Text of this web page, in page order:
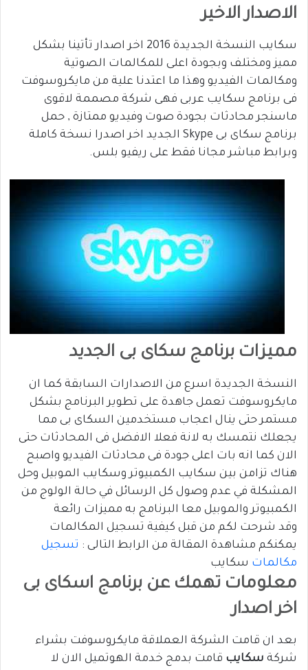
الاصدار الاخير
سكايب النسخة الجديدة 2016 اخر اصدار تأتينا بشكل
مميز ومختلف وبجودة اعلى للمكالمات الصوتية
ومكالمات الفيديو وهذا ما اعتدنا علية من مايكروسوفت
فى برنامج سكايب عربى فهى شركة مصممة لاقوى
ماسنجر محادثات بجودة صوت وفيديو ممتازة , حمل
برنامج سكاى بى Skype الجديد اخر اصدرا نسخة كاملة
وبرابط مباشر مجانا فقط على ريفيو بلس.
مميزات برنامج سكاى بى الجديد
النسخة الجديدة اسرع من الاصدارات السابقة كما ان
مايكروسوفت تعمل جاهدة على تطوير البرنامج بشكل
مستمر حتى ينال اعجاب مستخدمين السكاى بى مما
يجعلك نتمسك به لانة فعلا الافضل فى المحادثات حتى
الان كما انه بات اعلى جودة فى محادثات الفيديو واصبح
هناك تزامن بين سكايب الكمبيوتر وسكايب الموبيل وحل
المشكلة في عدم وصول كل الرسائل في حالة الولوج من
الكمبيوتر والموبيل معا البرنامج به مميزات رائعة
وقد شرحت لكم من قبل كيفية تسجيل المكالمات
يمكنكم مشاهدة المقالة من الرابط التالى : تسجيل
مكالمات سكايب
معلومات تهمك عن برنامج اسكاى بى
اخر اصدار
بعد ان قامت الشركة العملاقة مايكروسوفت بشراء
شركة سكايب قامت بدمج خدمة الهوتميل الان لا